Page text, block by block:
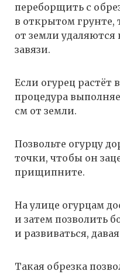
переборщить с
в открытом грунте,
от земли удаляются
завязи.
Если огурец растёт
процедура
см от земли.
Позвольте огурцу
точки, чтобы он
прищипните.
На улице огурцам
и затем позволить
и развиваться,
Такая обрезка